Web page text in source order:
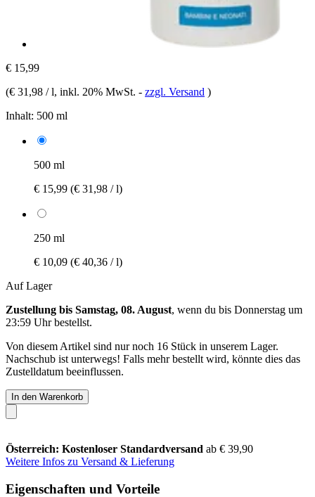
€ 15,99
(€ 31,98 / l, inkl. 20% MwSt. - zzgl. Versand )
Inhalt: 500 ml
500 ml
€ 15,99 (€ 31,98 / l)
250 ml
€ 10,09 (€ 40,36 / l)
Auf Lager
Zustellung bis Samstag, 08. August, wenn du bis Donnerstag um
23:59 Uhrbestellst.
Von diesem Artikel sind nur noch 16 Stück in unserem Lager.
Nachschub ist unterwegs! Falls mehr bestellt wird, könnte dies das
Zustelldatum beeinflussen.
In den Warenkorb
Österreich: Kostenloser Standardversand ab € 39,90
Weitere Infos zu Versand & Lieferung
Eigenschaften und Vorteile